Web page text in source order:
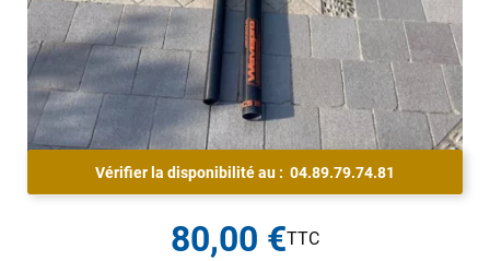
Vérifier la disponibilité au : 04.89.79.74.81
80,00 €